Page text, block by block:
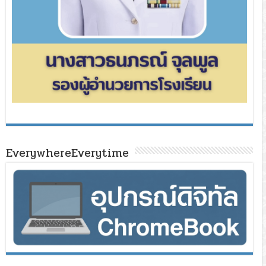
EverywhereEverytime